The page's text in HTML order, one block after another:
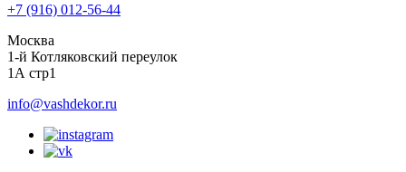
+7 (916) 012-56-44
Москва
1-й Котляковский переулок
1А стр1
info@vashdekor.ru